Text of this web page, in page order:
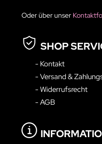
Oder über unser
SHOP
- Kontakt
- Versand &
- Widerrufsrecht
- AGB